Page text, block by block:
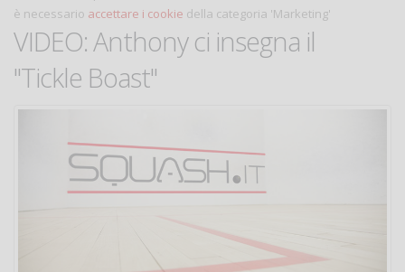
è necessario accettare i cookie della categoria 'Marketing'
VIDEO: Anthony ci insegna il
"Tickle Boast"